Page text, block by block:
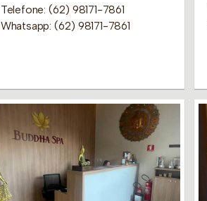
Telefone: (62) 98171-7861
Whatsapp: (62) 98171-7861